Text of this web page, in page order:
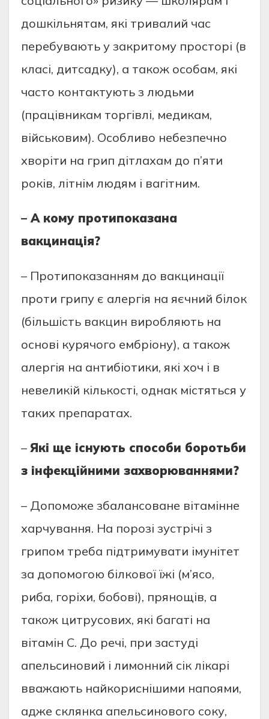
дошкільнятам, які тривалий час
перебувають у закритому просторі (в
класі, дитсадку), а також особам, які
часто контактують з людьми
(працівникам торгівлі, медикам,
військовим). Особливо небезпечно
хворіти на грип дітлахам до п’яти
років, літнім людям і вагітним.
– А кому протипоказана
вакцинація?
– Протипоказанням до вакцинації
проти грипу є алергія на яєчний білок
(більшість вакцин виробляють на
основі курячого ембріону), а також
алергія на антибіотики, які хоч і в
невеликій кількості, однак містяться у
таких препаратах.
– Які ще існують способи боротьби
з інфекційними захворюваннями?
– Допоможе збалансоване вітамінне
харчування. На порозі зустрічі з
грипом треба підтримувати імунітет
за допомогою білкової їжі (м’ясо,
риба, горіхи, бобові), прянощів, а
також цитрусових, які багаті на
вітамін С. До речі, при застуді
апельсиновий і лимонний сік лікарі
вважають найкориснішими напоями,
адже склянка апельсинового соку,